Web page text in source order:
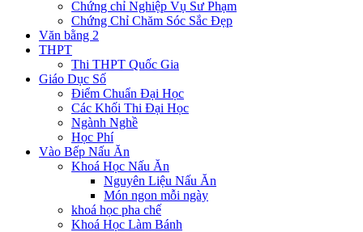
Chứng chỉ Nghiệp Vụ Sư Phạm
Chứng Chỉ Chăm Sóc Sắc Đẹp
Văn bằng 2
THPT
Thi THPT Quốc Gia
Giáo Dục Số
Điểm Chuẩn Đại Học
Các Khối Thi Đại Học
Ngành Nghề
Học Phí
Vào Bếp Nấu Ăn
Khoá Học Nấu Ăn
Nguyên Liệu Nấu Ăn
Món ngon mỗi ngày
khoá học pha chế
Khoá Học Làm Bánh